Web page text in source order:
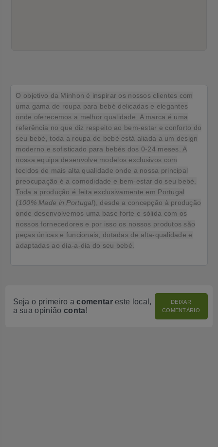
O objetivo da Minhon é inspirar os nossos clientes com
uma gama de roupa para bebé delicadas e elegantes
onde oferecemos a melhor qualidade. A marca é uma
referência no que diz respeito ao bem-estar e conforto do
seu bebé, toda a roupa de bebé está aliada a um design
moderno e sofisticado para bebés dos 0-24 meses. A
nossa equipa desenvolve modelos exclusivos com
tecidos de mais alta qualidade onde a nossa principal
preocupação é a comodidade e bem-estar do seu bebé.
Toda a produção é feita exclusivamente em Portugal
( 100% Made in Portugal), desde a concepção à produção
onde desenvolvemos uma base forte e sólida com os
nossos fornecedores e por isso os nossos produtos são
peças únicas e funcionais, dotadas de alta-qualidade e
adaptadas ao dia-a-dia do seu bebé.
Seja o primeiro acomentareste local,
a sua opinião conta!
DEIXAR
COMENTÁRIO